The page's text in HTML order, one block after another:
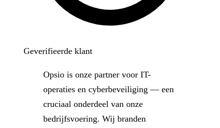
Geverifieerde klant
Opsio is onze partner voor IT-
operaties en cyberbeveiliging — een
cruciaal onderdeel van onze
bedrijfsvoering. Wij branden